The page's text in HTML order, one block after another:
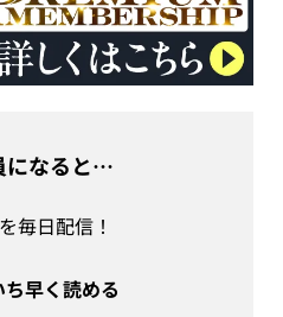
になると…
毎日配信！
早く読める